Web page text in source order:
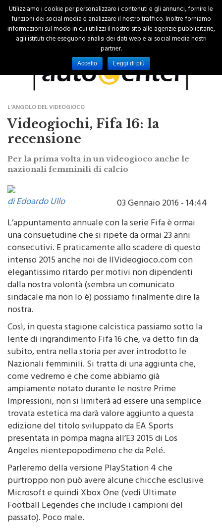
L'ANGOLO DEL VIDEOGIOCO
Videogiochi, Fifa 16: la
recensione
Per la prima volta in un videogioco anche le
nazionali femminili di calcio
di Edoardo Ullo
03 Gennaio 2016 - 14:44
L’appuntamento annuale con la serie Fifa è ormai
una consuetudine che si ripete da ormai 23 anni
consecutivi. E praticamente allo scadere di questo
intenso 2015 anche noi de IlVideogioco.com con
elegantissimo ritardo per motivi non dipendenti
dalla nostra volontà (sembra un comunicato
sindacale ma non lo è) possiamo finalmente dire la
nostra.
Così, in questa stagione calcistica passiamo sotto la
lente di ingrandimento Fifa 16 che, va detto fin da
subito, entra nella storia per aver introdotto le
Nazionali femminili. Si tratta di una aggiunta che,
come vedremo e che come abbiamo già
ampiamente notato durante le nostre Prime
Impressioni, non si limiterà ad essere una semplice
trovata estetica ma darà valore aggiunto a questa
edizione del titolo sviluppato da EA Sports
presentata in pompa magna all’E3 2015 di Los
Angeles nientepopodimeno che da Pelé.
Parleremo della versione PlayStation 4 che
purtroppo non può avere alcune chicche esclusive
Microsoft e quindi Xbox One (vedi Ultimate
Football Legendes che include i campioni del
passato). Poco male.
Utilizziamo i cookie per personalizzare i contenuti e gli annunci, fornire le
funzioni dei social media e analizzare il nostro traffico. Inoltre forniamo
informazioni sul modo in cui utilizzi il nostro sito alle agenzie pubblicitarie,
agli istituti che eseguono analisi dei dati web e ai social media nostri
partner.
Accetto Leggi di più